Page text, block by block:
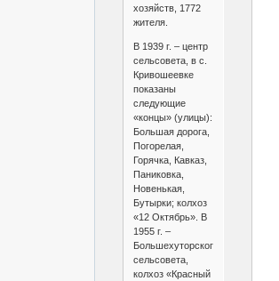
хозяйств, 1772
жителя.
В 1939 г. – центр
сельсовета, в с.
Кривошеевке
показаны
следующие
«концы» (улицы):
Большая дорога,
Погорелая,
Горячка, Кавказ,
Паниковка,
Новенькая,
Бутырки; колхоз
«12 Октябрь». В
1955 г. –
Большехуторского
сельсовета,
колхоз «Красный